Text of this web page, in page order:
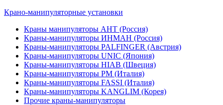
Крано-манипуляторные установки
Краны манипуляторы АНТ (Россия)
Краны-манипуляторы ИНМАН (Россия)
Краны-манипуляторы PALFINGER (Австрия)
Краны-манипуляторы UNIC (Япония)
Краны-манипуляторы HIAB (Швеция)
Краны-манипуляторы PM (Италия)
Краны-манипуляторы FASSI (Италия)
Краны-манипуляторы KANGLIM (Корея)
Прочие краны-манипуляторы